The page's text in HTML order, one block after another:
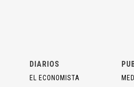
DIARIOS
EL ECONOMISTA